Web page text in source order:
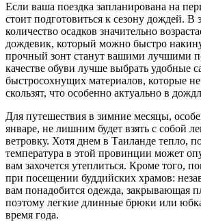
Если ваша поездка запланирована на
стоит подготовиться к сезону дождей. В
количество осадков значительно
дождевик, который можно быстро
прочный зонт станут вашими лучшими
качестве обуви лучше выбрать удобные
быстросохнущих материалов, которые
скользят, что особенно актуально в
Для путешествия в зимние месяцы,
январе, не лишним будет взять с собой
ветровку. Хотя днем в Таиланде тепло,
температура в этой провинции может
вам захочется утеплиться. Кроме того,
при посещении буддийских храмов:
вам понадобится одежда, закрывающая
поэтому легкие длинные брюки или
время года.